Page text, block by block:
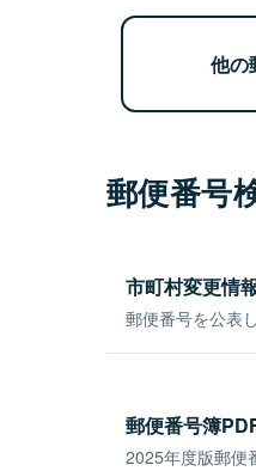
他の
郵便番号
市町村変更情
郵便番号を公表
郵便番号簿
2025年度版郵便